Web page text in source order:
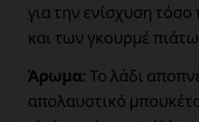
για την ενίσχυση
και των γκουρμέ
Άρωμα: Το λάδι
απολαυστικό